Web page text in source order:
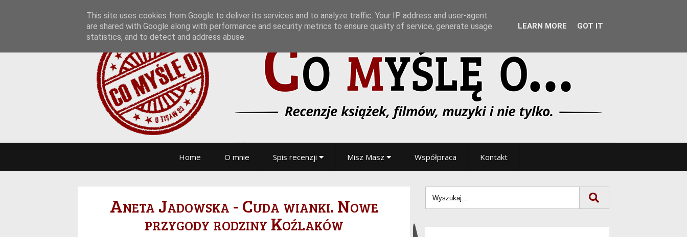
Home O mnie Spis recenzji Misz Masz Współpraca Kontakt
Aneta Jadowska - Cuda wianki. Nowe
przygody rodziny Koźlaków
This site uses cookies from Google to deliver its services and to analyze traffic. Your IP address and user-agent
are shared with Google along with performance and security metrics to ensure quality of service, generate usage
statistics, and to detect and address abuse.
LEARN MORE GOT IT